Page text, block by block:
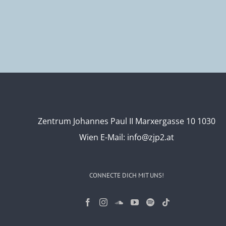
Zentrum Johannes Paul II Marxergasse 10 1030
Wien E-Mail: info@zjp2.at
CONNECTE DICH MIT UNS!